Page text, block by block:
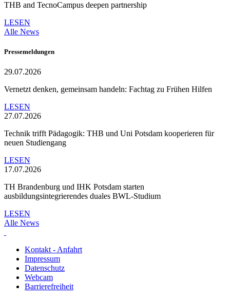
THB and TecnoCampus deepen partnership
LESEN
Alle News
Pressemeldungen
29.07.2026
Vernetzt denken, gemeinsam handeln: Fachtag zu Frühen Hilfen
LESEN
27.07.2026
Technik trifft Pädagogik: THB und Uni Potsdam kooperieren für
neuen Studiengang
LESEN
17.07.2026
TH Brandenburg und IHK Potsdam starten
ausbildungsintegrierendes duales BWL-Studium
LESEN
Alle News
Kontakt - Anfahrt
Impressum
Datenschutz
Webcam
Barrierefreiheit